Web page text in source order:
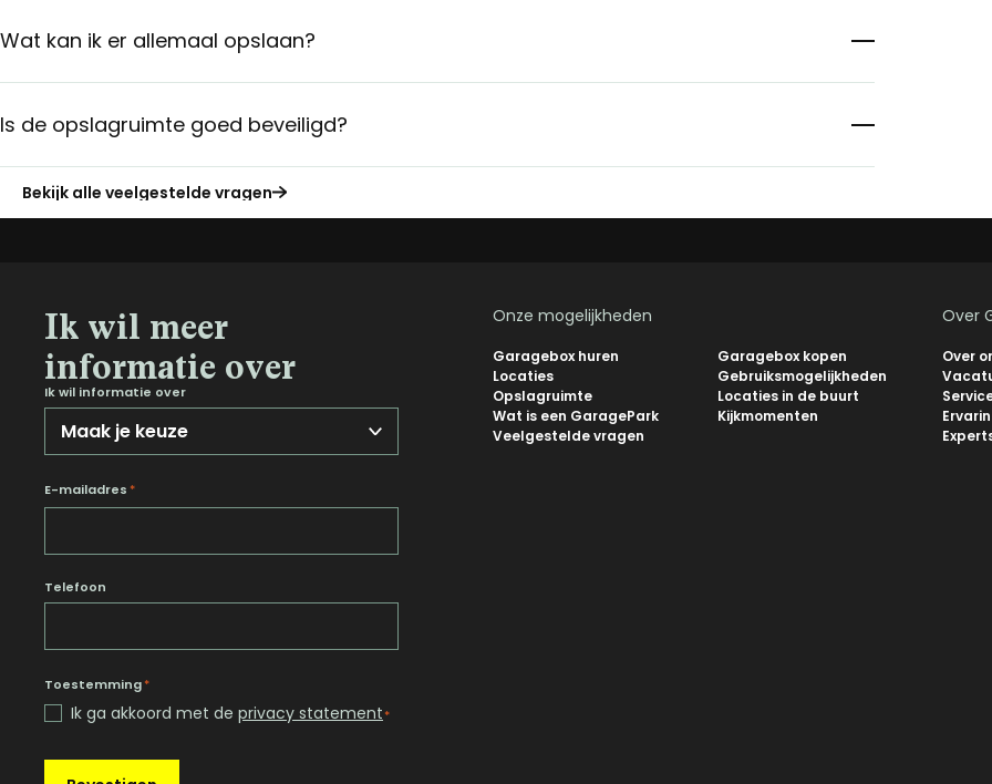
Wat kan ik er allemaal opslaan?
Is de opslagruimte goed beveiligd?
Bekijk alle veelgestelde vragen
Ik wil meer
informatie over
Ik wil informatie over
E-mailadres *
Telefoon
Toestemming*
Ik ga akkoord met de privacy statement*
Onze mogelijkheden
Garagebox huren
Garagebox kopen
Locaties
Gebruiksmogelijkheden
Opslagruimte
Locaties in de buurt
Wat is een GaragePark
Kijkmomenten
Veelgestelde vragen
Over
Over